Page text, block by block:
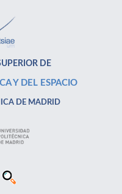
DE
Y DEL ESPACIO
DE MADRID